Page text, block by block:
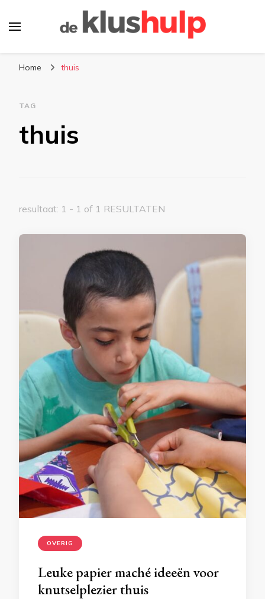
kluswijzer voor DIY’ers
Home thuis
TAG
thuis
resultaat: 1 - 1 of 1 RESULTATEN
OVERIG
Leuke papier maché ideeën voor
knutselplezier thuis